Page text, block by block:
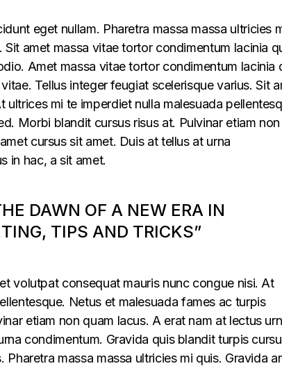
eget nullam. Pharetra massa massa ultricies
amet massa vitae tortor condimentum lacinia
Amet massa vitae tortor condimentum lacinia
Tellus integer feugiat scelerisque varius. Sit
mi te imperdiet nulla malesuada
Morbi blandit cursus risus at. Pulvinar etiam non
cursus sit amet. Duis at tellus at urna
in hac, a sit amet.
DAWN OF A NEW ERA IN
TIPS AND TRICKS”
volutpat consequat mauris nunc congue nisi. At
Netus et malesuada fames ac turpis
etiam non quam lacus. A erat nam at lectus
condimentum. Gravida quis blandit turpis
massa massa ultricies mi quis. Gravida